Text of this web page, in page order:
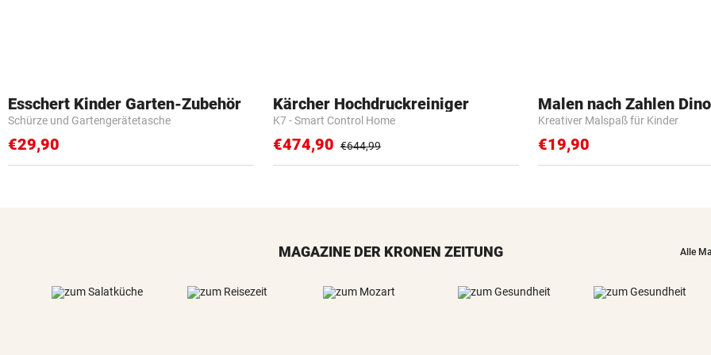
Esschert Kinder Garten-Zubehör
Schürze und Gartengerätetasche
€29,90
Kärcher Hochdruckreiniger
K7 - Smart Control Home
€474,90 €644,99
Malen nach Zahlen
Kreativer Malspaß für Kinder
€19,90
MAGAZINE DER KRONEN ZEITUNG Alle